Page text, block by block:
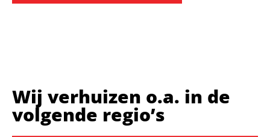
Wij verhuizen o.a. in de
volgende regio’s